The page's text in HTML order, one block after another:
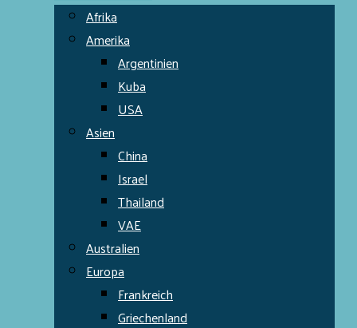
Afrika
Amerika
Argentinien
Kuba
USA
Asien
China
Israel
Thailand
VAE
Australien
Europa
Frankreich
Griechenland